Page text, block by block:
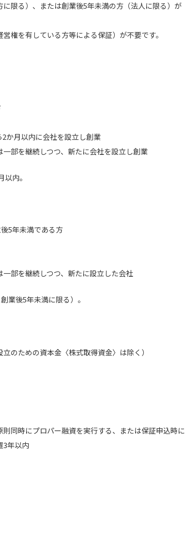
限る）、または創業後5年未満の方（法人に限る）が
権を有している方等による保証）が不要です。
か月以内に会社を設立し創業
部を継続しつつ、新たに会社を設立し創業
内。
5年未満である方
部を継続しつつ、新たに設立した会社
業後5年未満に限る）。
のための資本金〈株式取得資金〉は除く）
同時にプロパー融資を実行する、または保証申込時に
3年以内